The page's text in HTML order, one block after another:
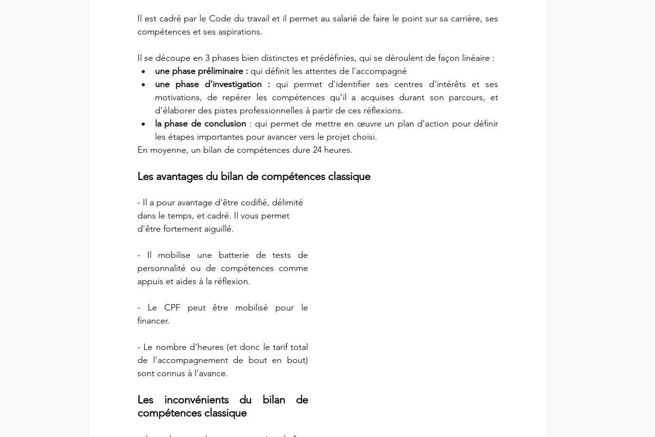
Il est cadré par le Code du travail et il permet au salarié de faire le point sur sa carrière, ses
compétences et ses aspirations.
Il se découpe en 3 phases bien distinctes et prédéfinies, qui se déroulent de façon linéaire :
une phase préliminaire : qui définit les attentes de l'accompagné
une phase d'investigation : qui permet d'identifier ses centres d'intérêts et ses
motivations, de repérer les compétences qu'il a acquises durant son parcours, et
d'élaborer des pistes professionnelles à partir de ces réflexions.
la phase de conclusion : qui permet de mettre en œuvre un plan d'action pour définir
les étapes importantes pour avancer vers le projet choisi.
En moyenne, un bilan de compétences dure 24 heures.
Les avantages du bilan de compétences classique
- Il a pour avantage d'être codifié, délimité
dans le temps, et cadré. Il vous permet
d'être fortement aiguillé.
- Il mobilise une batterie de tests de
personnalité ou de compétences comme
appuis et aides à la réflexion.
- Le CPF peut être mobilisé pour le
financer.
- Le nombre d'heures (et donc le tarif total
de l'accompagnement de bout en bout)
sont connus à l'avance.
Les inconvénients du bilan de
compétences classique